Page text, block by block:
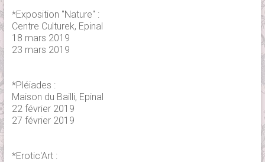
*Exposition "Nature" :
Centre Culturek, Epinal
18 mars 2019
23 mars 2019
*Pléiades :
Maison du Bailli, Epinal
22 février 2019
27 février 2019
*Erotic'Art :